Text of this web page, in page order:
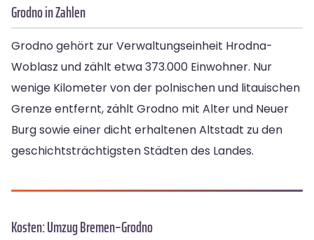
Grodno in Zahlen
Grodno gehört zur Verwaltungseinheit Hrodna-
Woblasz und zählt etwa 373.000 Einwohner. Nur
wenige Kilometer von der polnischen und litauischen
Grenze entfernt, zählt Grodno mit Alter und Neuer
Burg sowie einer dicht erhaltenen Altstadt zu den
geschichtsträchtigsten Städten des Landes.
Kosten: Umzug Bremen–Grodno